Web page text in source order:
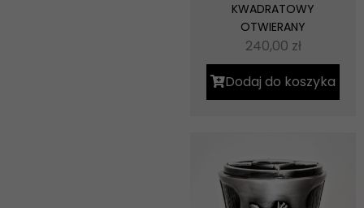
KWADRATOWY
OTWIERANY
240,00 zł
Dodaj do koszyka